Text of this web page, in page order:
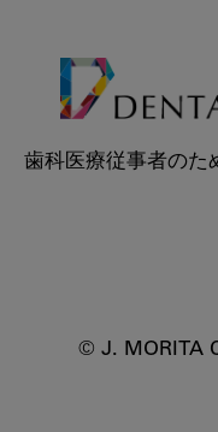
歯科医療従事者のた
© J. MORITA